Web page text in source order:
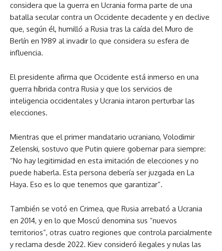
considera que la guerra en Ucrania forma parte de una
batalla secular contra un Occidente decadente y en declive
que, según él, humilló a Rusia tras la caída del Muro de
Berlín en 1989 al invadir lo que considera su esfera de
influencia.
El presidente afirma que Occidente está inmerso en una
guerra híbrida contra Rusia y que los servicios de
inteligencia occidentales y Ucrania intaron perturbar las
elecciones.
Mientras que el primer mandatario ucraniano, Volodimir
Zelenski, sostuvo que Putin quiere gobernar para siempre:
“No hay legitimidad en esta imitación de elecciones y no
puede haberla. Esta persona debería ser juzgada en La
Haya. Eso es lo que tenemos que garantizar”.
También se votó en Crimea, que Rusia arrebató a Ucrania
en 2014, y en lo que Moscú denomina sus “nuevos
territorios”, otras cuatro regiones que controla parcialmente
y reclama desde 2022. Kiev consideró ilegales y nulas las